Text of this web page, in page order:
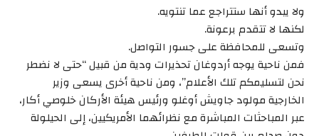
ولا يبدو أنها ستتراجع عما تنتويه.
لكنها لا تتقدم برعونة.
وتسعى للمحافظة على جسور التواصل.
فمن ناحية يوجه أردوغان تحذيرات ودية من قبيل “حتى لا نضطر
نحن لتسليمكم تلك الأعلام”، ومن ناحية أخرى يسعى وزير
الخارجية مولود جاويش أوغلو ورئيس هيئة الأركان خلوصي أكار،
عبر المباحثات المباشرة مع نظرائهما الأمريكيين، إلى الحيلولة